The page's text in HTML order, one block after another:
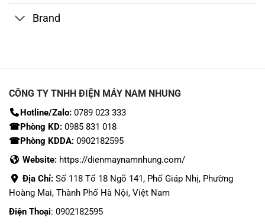
Brand
CÔNG TY TNHH ĐIỆN MÁY NAM NHUNG
Hotline/Zalo:0789 023 333
☎Phòng KD: 0985 831 018
☎Phòng KDDA: 0902182595
Website: https://dienmaynamnhung.com/
Địa Chỉ: Số 118 Tổ 18 Ngõ 141, Phố Giáp Nhị, Phường
Hoàng Mai, Thành Phố Hà Nội, Việt Nam
Điện Thoại: 0902182595